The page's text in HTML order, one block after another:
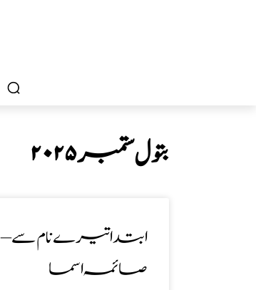
بتول ستمبر ۲۰۲۵
ابتدا تیرے نام سے –
صائمہ اسما